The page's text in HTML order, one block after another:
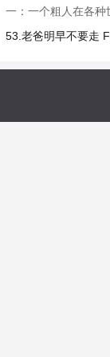
一：一个粗人在各
以上三条没明白的，
53.老爸明早不要走